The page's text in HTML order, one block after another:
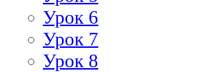
Урок 6
Урок 7
Урок 8